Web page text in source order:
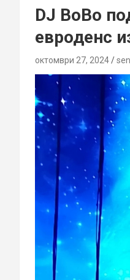
DJ BoBo
евроденс
октомври 27, 2024